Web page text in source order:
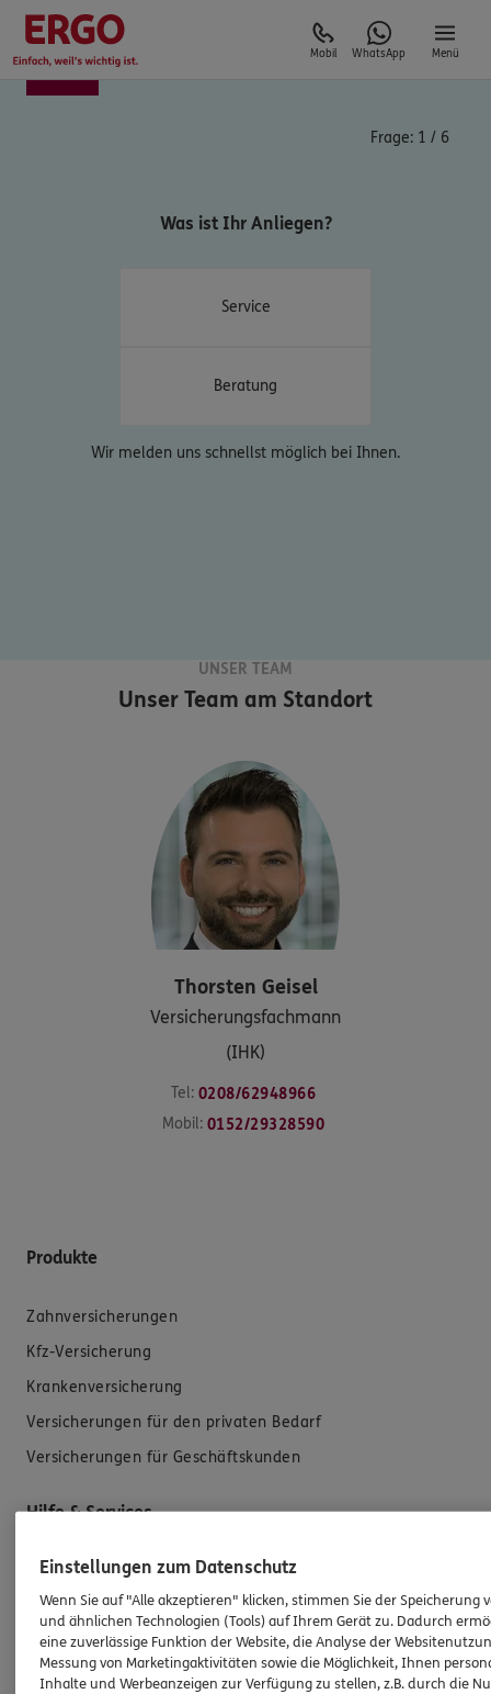
Mobil WhatsApp Menü
Frage: 1 / 6
Was ist Ihr Anliegen?
Service
Beratung
Wir melden uns schnellst möglich bei Ihnen.
UNSER TEAM
Unser Team am Standort
Thorsten Geisel
Versicherungsfachmann
(IHK)
Tel: 0208/62948966
Mobil: 0152/29328590
Produkte
Zahnversicherungen
Kfz-Versicherung
Krankenversicherung
Versicherungen für den privaten Bedarf
Versicherungen für Geschäftskunden
Hilfe & Services
E-Mail schreiben
Schaden melden
Erstkontaktinformationen
EU-Offenlegungsvereinbarung
Einstellungen zum Datenschutz
Wenn Sie auf "Alle akzeptieren" klicken, stimmen Sie der Speicherung
und ähnlichen Technologien (Tools) auf Ihrem Gerät zu. Dadurch
eine zuverlässige Funktion der Website, die Analyse der
Messung von Marketingaktivitäten sowie die Möglichkeit, Ihnen
Inhalte und Werbeanzeigen zur Verfügung zu stellen, z.B. durch die